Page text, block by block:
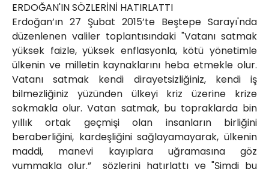
ERDOĞAN'IN SÖZLERİNİ HATIRLATTI
Erdoğan’ın 27 Şubat 2015’te Beştepe Sarayı'nda
düzenlenen valiler toplantısındaki "Vatanı satmak
yüksek faizle, yüksek enflasyonla, kötü yönetimle
ülkenin ve milletin kaynaklarını heba etmekle olur.
Vatanı satmak kendi dirayetsizliğiniz, kendi iş
bilmezliğiniz yüzünden ülkeyi kriz üzerine krize
sokmakla olur. Vatan satmak, bu topraklarda bin
yıllık ortak geçmişi olan insanların birliğini
beraberliğini, kardeşliğini sağlayamayarak, ülkenin
maddi, manevi kayıplara uğramasına göz
yummakla olur.” sözlerini hatırlattı ve "Şimdi bu